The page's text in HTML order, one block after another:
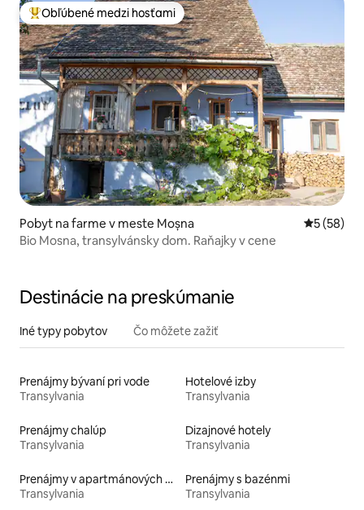
Najobľúbenejšie medzi hosťami
Obľúbené medzi hosťami
Pobyt na farme v meste Moșna
5 (58)
Bio Mosna, transylvánsky dom. Raňajky v cene
Destinácie na preskúmanie
Iné typy pobytov Čo môžete zažiť
Prenájmy bývaní pri vode
Transylvania
Hotelové izby
Transylvania
Prenájmy chalúp
Transylvania
Dizajnové hotely
Transylvania
Prenájmy v apartmánových hoteloch
Transylvania
Prenájmy s bazénmi
Transylvania